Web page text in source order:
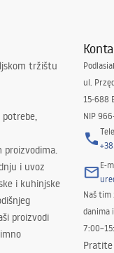
tržištu
potrebe,
i uvoz
i kuhinjske
proizvodi
ul.
15-688
NIP
E-
Naš tim
danima
Pratite